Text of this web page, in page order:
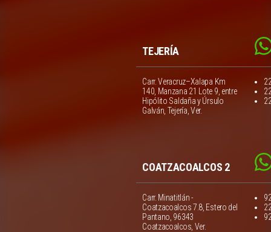
TEJERÍA
Carr. Veracruz–Xalapa Km
140, Manzana 21 Lote 9, entre
Hipólito Saldaña y Úrsulo
Galván, Tejería, Ver.
COATZACOALCOS 2
Carr. Minatitlán -
Coatzacoalcos 7.8, Estero del
Pantano, 96343
Coatzacoalcos, Ver.